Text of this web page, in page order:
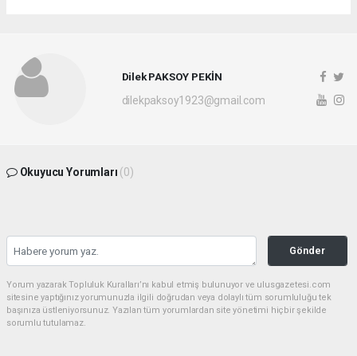
Dilek PAKSOY PEKİN
dilekpaksoy1923@gmail.com
Okuyucu Yorumları (0)
Gönder
Yorum yazarak Topluluk Kuralları’nı kabul etmiş bulunuyor ve ulusgazetesi.com
sitesine yaptığınız yorumunuzla ilgili doğrudan veya dolaylı tüm sorumluluğu tek
başınıza üstleniyorsunuz. Yazılan tüm yorumlardan site yönetimi hiçbir şekilde
sorumlu tutulamaz.